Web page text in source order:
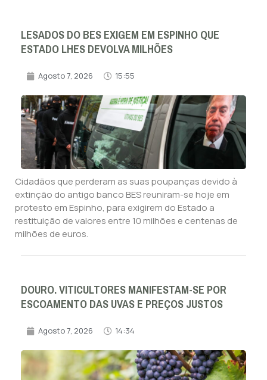
LESADOS DO BES EXIGEM EM ESPINHO QUE
ESTADO LHES DEVOLVA MILHÕES
Agosto 7, 2026 15:55
Cidadãos que perderam as suas poupanças devido à
extinção do antigo banco BES reuniram-se hoje em
protesto em Espinho, para exigirem do Estado a
restituição de valores entre 10 milhões e centenas de
milhões de euros.
DOURO. VITICULTORES MANIFESTAM-SE POR
ESCOAMENTO DAS UVAS E PREÇOS JUSTOS
Agosto 7, 2026 14:34